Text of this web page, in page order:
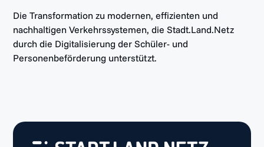
Die Transformation zu modernen, effizienten und
nachhaltigen Verkehrssystemen, die Stadt.Land.Netz
durch die Digitalisierung der Schüler- und
Personenbeförderung unterstützt.